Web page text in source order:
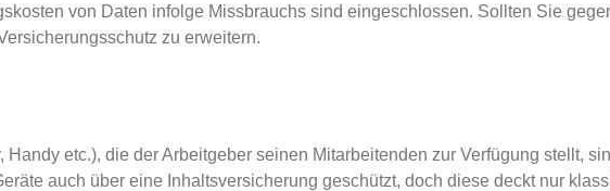
von Daten infolge Missbrauchs sind eingeschlossen. Sollten Sie
zu erweitern.
etc.), die der Arbeitgeber seinen Mitarbeitenden zur Verfügung stellt,
auch über eine Inhaltsversicherung geschützt, doch diese deckt nur